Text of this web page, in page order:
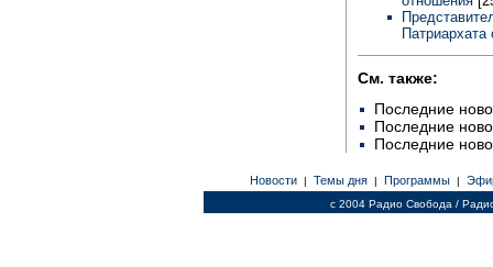
См. также:
Последние
Последние
Последние
Новости | Темы дня | Программы |
c 2004 Радио Свобода /